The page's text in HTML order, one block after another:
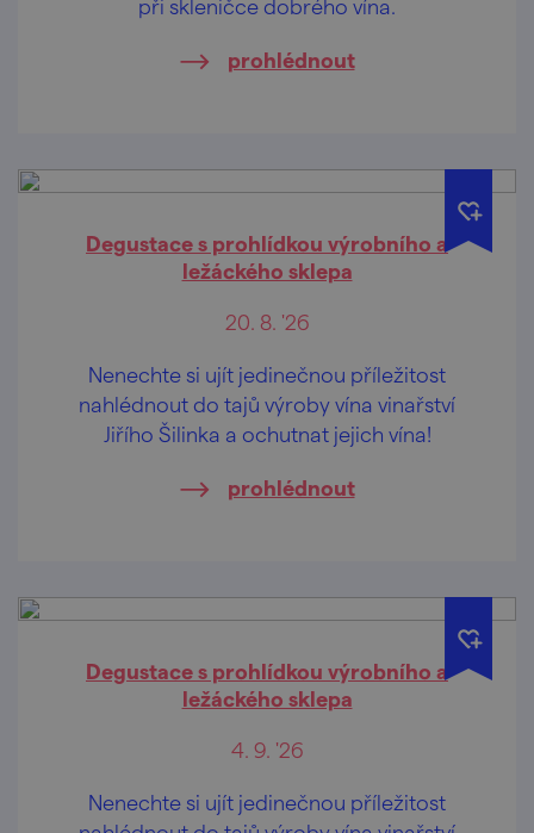
při skleničce dobrého vína.
prohlédnout
Degustace s prohlídkou výrobního a
ležáckého sklepa
20. 8. '26
Nenechte si ujít jedinečnou příležitost
nahlédnout do tajů výroby vína vinařství
Jiřího Šilinka a ochutnat jejich vína!
prohlédnout
Degustace s prohlídkou výrobního a
ležáckého sklepa
4. 9. '26
Nenechte si ujít jedinečnou příležitost